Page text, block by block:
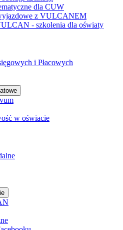
dla CUW
z VULCANEM
- szkolenia dla oświaty
i Płacowych
w oświacie